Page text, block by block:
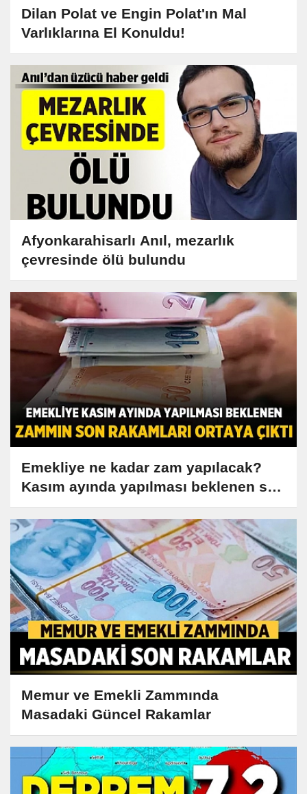
Dilan Polat ve Engin Polat'ın Mal
Varlıklarına El Konuldu!
Afyonkarahisarlı Anıl, mezarlık
çevresinde ölü bulundu
Emekliye ne kadar zam yapılacak?
Kasım ayında yapılması beklenen son
rakamlar!
Memur ve Emekli Zammında
Masadaki Güncel Rakamlar